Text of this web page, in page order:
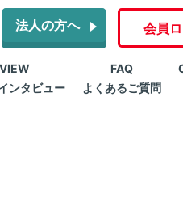
法人の方へ 会員
ンタビュー
FAQ
よくあるご質問